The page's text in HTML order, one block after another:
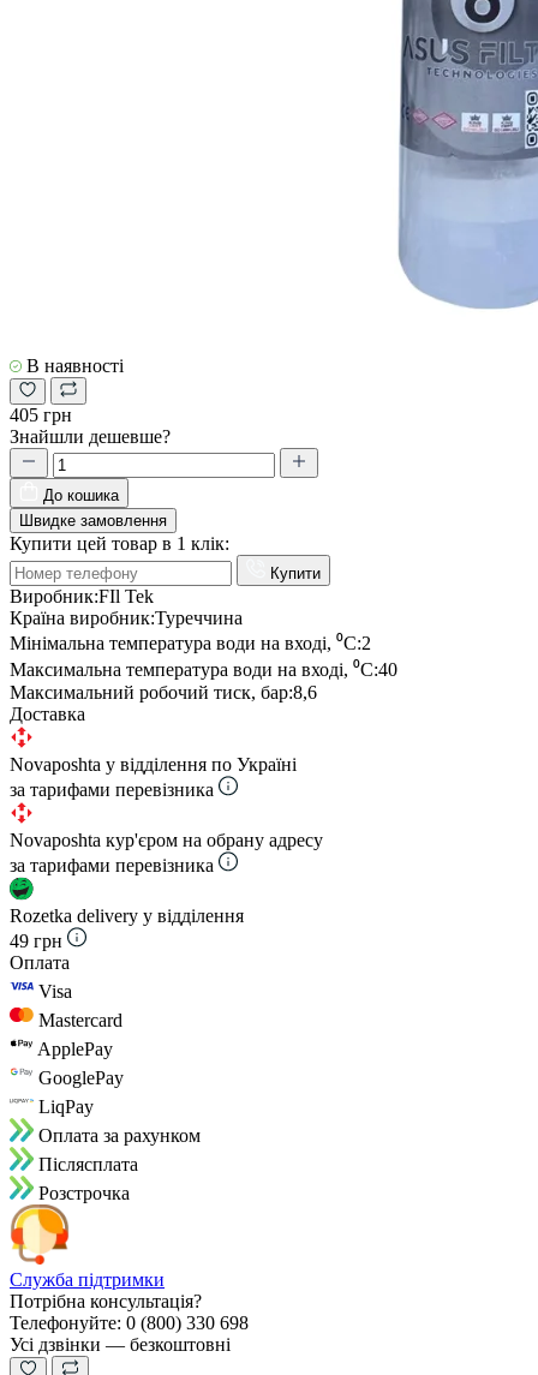
В наявності
405 грн
Знайшли дешевше?
До кошика
Швидке замовлення
Купити цей товар в 1 клік:
Купити
Виробник:FIl Tek
Країна виробник:Туреччина
Мінімальна температура води на вході, ⁰С:2
Максимальна температура води на вході, ⁰С:40
Максимальний робочий тиск, бар:8,6
Доставка
Novaposhta у відділення по Україні
за тарифами перевізника
Novaposhta кур'єром на обрану адресу
за тарифами перевізника
Rozetka delivery у відділення
49 грн
Оплата
Visa
Mastercard
ApplePay
GooglePay
LiqPay
Оплата за рахунком
Пiслясплата
Розстрочка
Служба підтримки
Потрібна консультація?
Телефонуйте: 0 (800) 330 698
Усі дзвінки — безкоштовні